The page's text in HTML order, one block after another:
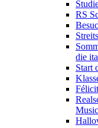
RS
die
Start